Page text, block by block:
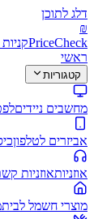
דלג לתוכן
₪
PriceCheck
ראשי
קטגוריות
מחשבים ניידים
אביזרים לטלפון
אוזניותאוזניות
מוצרי חשמל לבית